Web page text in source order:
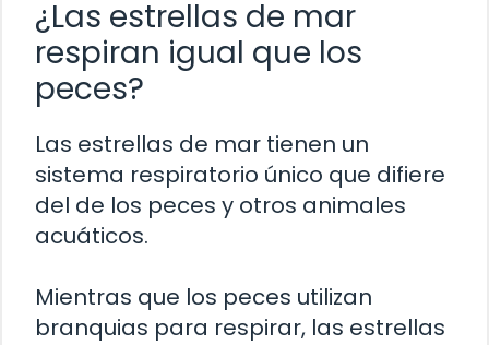
¿Las estrellas de mar
respiran igual que los
peces?
Las estrellas de mar tienen un
sistema respiratorio único que difiere
del de los peces y otros animales
acuáticos.
Mientras que los peces utilizan
branquias para respirar, las estrellas